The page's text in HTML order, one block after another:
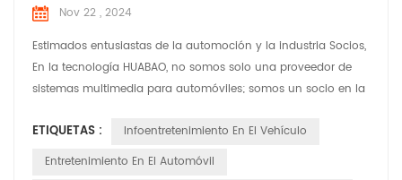
Nov 22 , 2024
Estimados entusiastas de la automoción y la industria Socios,
En la tecnología HUABAO, no somos solo una proveedor de
sistemas multimedia para automóviles; somos un socio en la
encantados de compartir nuestro compromiso con
innovación y personalización, asegurando que cada vehículo
ETIQUETAS :
Infoentretenimiento En El Vehículo
Entretenimiento En El Automóvil